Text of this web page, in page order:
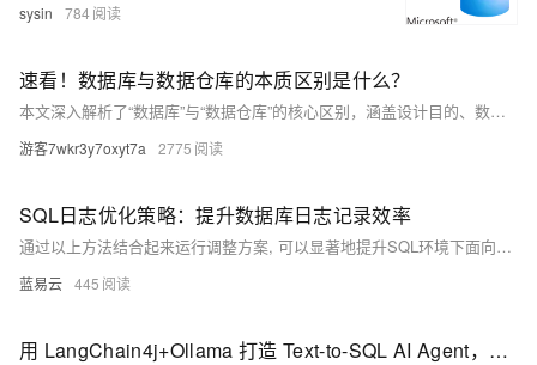
sysin 784
速看！数据库与数据仓库的本质区别是什么？
本文深入解析了“数据库”与“数据仓库”的核心区别，涵盖设计目的、数据结构、使用场景、性能优化和数据更新五个维度。数据库主要用于支持实时业务操作，强调事务处理效率；数据仓库则面向企业分析决策，注重海量数据的整合与查询性能。二者在企业中各司其职，缺一不可。
游客7wkr3y7oxyt7a 2775
SQL日志优化策略：提升数据库日志记录效率
通过以上方法结合起来运行调整方案, 可以显著地提升SQL环境下面向各种搜索引擎服务平台所需要满足标准条件下之数据库登记作业流程综合表现; 同时还能确保系统稳健运行并满越用户体验预期目标.
蓝易云 445
用 LangChain4j+Ollama 打造 Text-to-SQL AI Agent，数据库想问就问